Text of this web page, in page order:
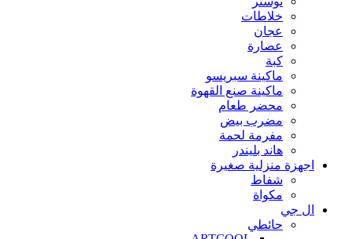
خلاطات
عجان
عصارة
كبة
ماكينة سبريسو
ماكينة صنع القهوة
محضر طعام
مضرب بيض
مفرمة لحمة
هاند بليندر
اجهزة منزلية صغيرة
شفاط
مكواة
ال جي
حائطي